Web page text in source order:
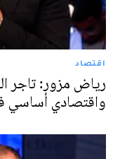
اقتصاد
رياض مزور: تاجر
واقتصادي أساسي